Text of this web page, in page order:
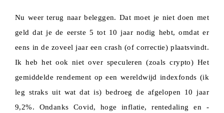
Nu weer terug naar beleggen. Dat moet je niet doen met
geld dat je de eerste 5 tot 10 jaar nodig hebt, omdat er
eens in de zoveel jaar een crash (of correctie) plaatsvindt.
Ik heb het ook niet over speculeren (zoals crypto) Het
gemiddelde rendement op een wereldwijd indexfonds (ik
leg straks uit wat dat is) bedroeg de afgelopen 10 jaar
9,2%. Ondanks Covid, hoge inflatie, rentedaling en -